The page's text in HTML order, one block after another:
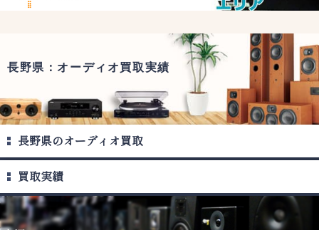
長野県：オーディオ買取実績
長野県のオーディオ買取
買取実績